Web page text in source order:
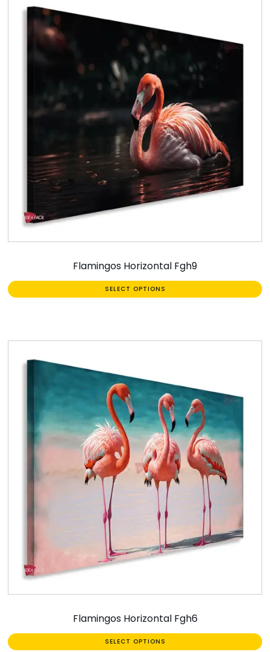
Flamingos Horizontal Fgh9
SELECT OPTIONS
Flamingos Horizontal Fgh6
SELECT OPTIONS